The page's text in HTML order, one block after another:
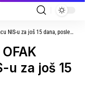
u za još 15 dana, poslednji put
u za još 15